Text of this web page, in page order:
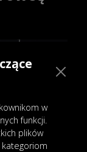
w
funkcji.
plików